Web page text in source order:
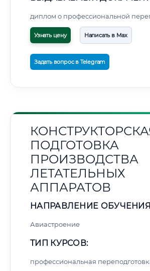
диплом о профессиональной
Узнать цену Написать в Max
Задать вопрос в Telegram
ПОДГОТОВКА
ПРОИЗВОДСТВА
ЛЕТАТЕЛЬНЫХ
АППАРАТОВ
НАПРАВЛЕНИЕ
Авиастроение
ТИП КУРСОВ:
профессиональная